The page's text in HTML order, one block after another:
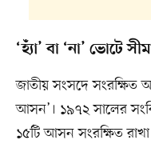
‘হ্যাঁ’ বা ‘না’ ভোটে
জাতীয় সংসদে সংরক্ষিত
আসন’। ১৯৭২ সালের
১৫টি আসন সংরক্ষিত